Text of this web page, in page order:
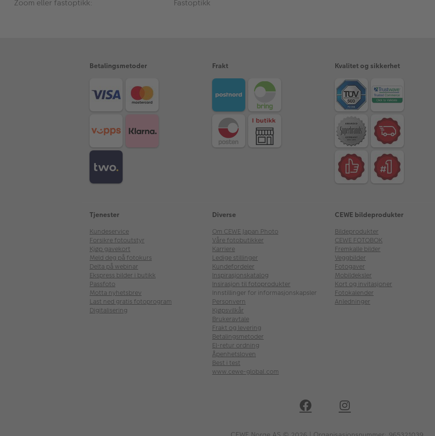
Zoom eller fastoptikk:
Fastoptikk
Betalingsmetoder Frakt Kvalitet og sikkerhet
Tjenester
Kundeservice
Forsikre fotoutstyr
Kjøp gavekort
Meld deg på fotokurs
Delta på webinar
Ekspress bilder i butikk
Passfoto
Motta nyhetsbrev
Last ned gratis fotoprogram
Digitalisering
Diverse
Om CEWE Japan Photo
Våre fotobutikker
Karriere
Ledige stillinger
Kundefordeler
Inspirasjonskatalog
Insirasjon til fotoprodukter
Innstillinger for informasjonskapsler
Personvern
Kjøpsvilkår
Brukeravtale
Frakt og levering
Betalingsmetoder
El-retur ordning
Åpenhetsloven
Best i test
www.cewe-global.com
CEWE bildeprodukter
Bildeprodukter
CEWE FOTOBOK
Fremkalle bilder
Veggbilder
Fotogaver
Mobildeksler
Kort og invitasjoner
Fotokalender
Anledninger